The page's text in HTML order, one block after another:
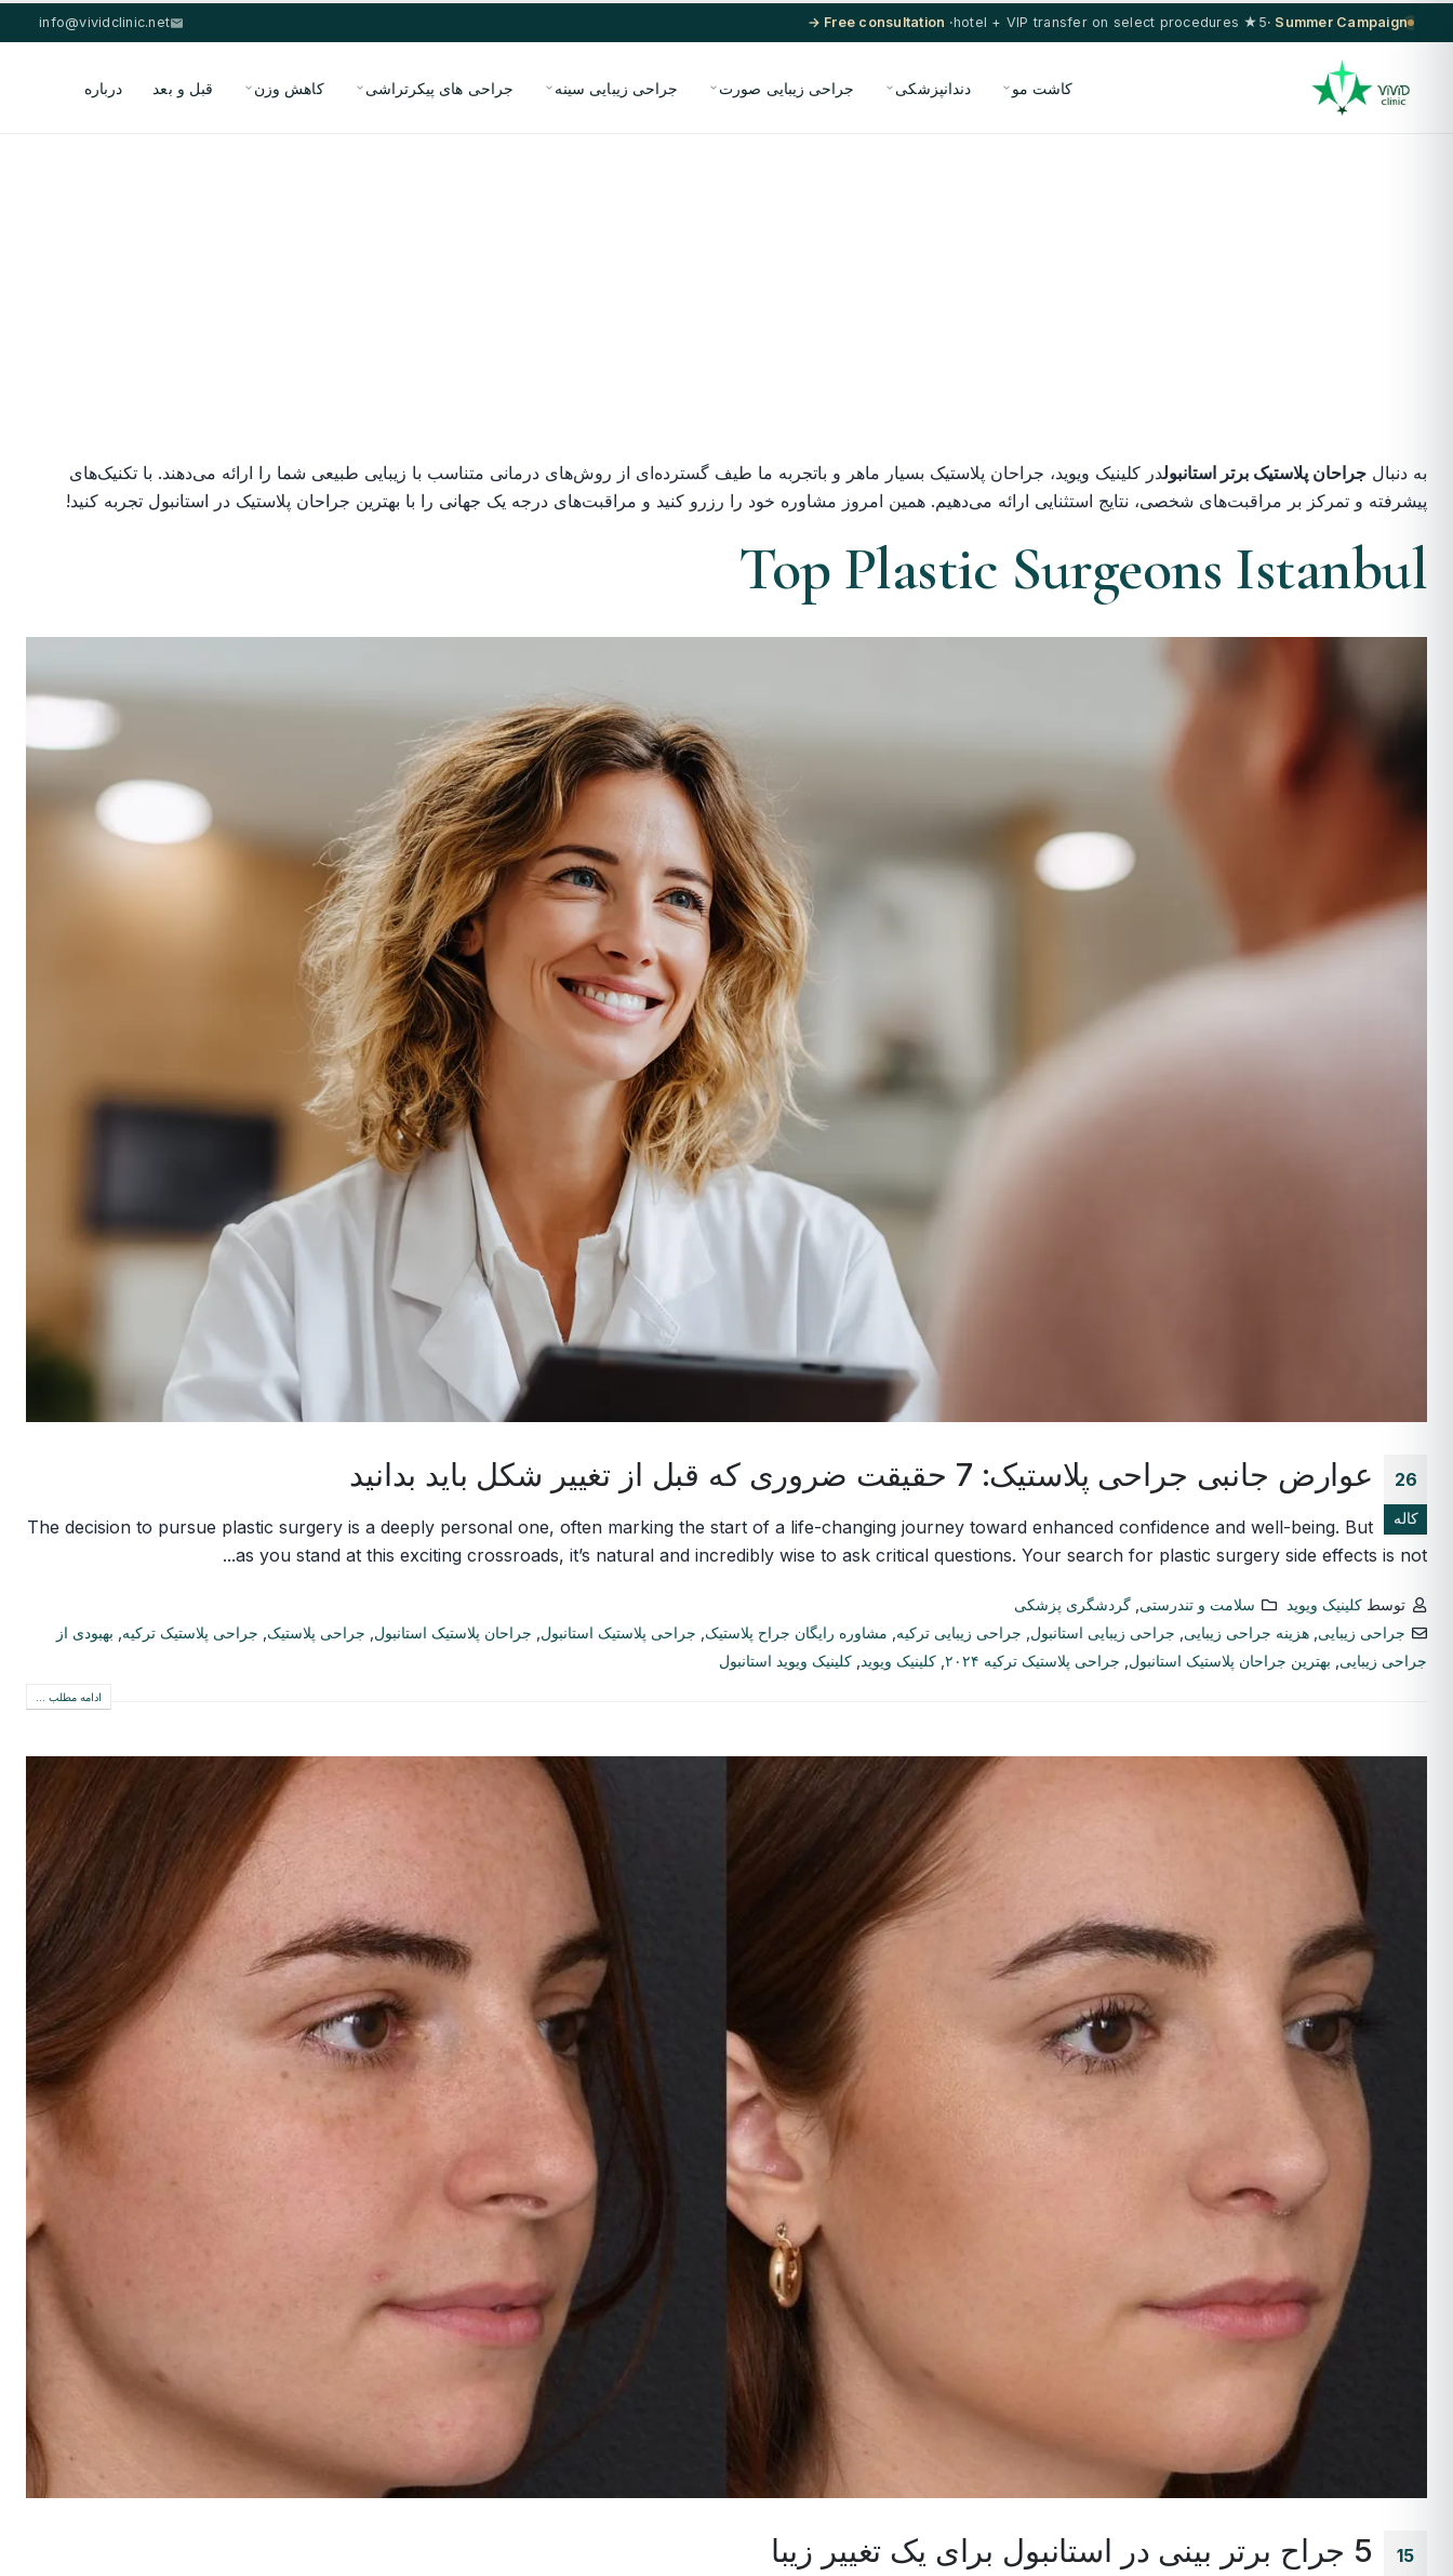
Summer Campaign ·
5★ hotel + VIP transfer on select procedures
· Free consultation →
info@vividclinic.net
کاشت مو دندانپزشکی جراحی زیبایی صورت جراحی زیبایی سینه جراحی های پیکرتراشی کاهش وزن قبل و بعد درباره
به دنبال جراحان پلاستیک برتر استانبولدر کلینیک ویوید، جراحان پلاستیک بسیار ماهر و باتجربه ما طیف گسترده‌ای از روش‌های درمانی متناسب با زیبایی طبیعی شما را ارائه می‌دهند. با تکنیک‌های
پیشرفته و تمرکز بر مراقبت‌های شخصی، نتایج استثنایی ارائه می‌دهیم. همین امروز مشاوره خود را رزرو کنید و مراقبت‌های درجه یک جهانی را با بهترین جراحان پلاستیک در استانبول تجربه کنید!
Top Plastic Surgeons Istanbul
26
کاله
عوارض جانبی جراحی پلاستیک: 7 حقیقت ضروری که قبل از تغییر شکل باید بدانید
The decision to pursue plastic surgery is a deeply personal one, often marking the start of a life-changing journey toward enhanced confidence and well-being. But
as you stand at this exciting crossroads, it’s natural and incredibly wise to ask critical questions. Your search for plastic surgery side effects is not...
توسطکلینیک ویوید سلامت و تندرستی گردشگری پزشکی
جراحی زیبایی ,هزینه جراحی زیبایی جراحی زیبایی استانبول جراحی زیبایی ترکیه مشاوره رایگان جراح پلاستیک جراحی پلاستیک استانبول جراحان پلاستیک استانبول جراحی پلاستیک جراحی پلاستیک ترکیه بهبودی از
جراحی زیبایی بهترین جراحان پلاستیک استانبول جراحی پلاستیک ترکیه ۲۰۲۴ کلینیک ویوید کلینیک ویوید استانبول
ادامه مطلب ...
15 5 جراح برتر بینی در استانبول برای یک تغییر زیبا